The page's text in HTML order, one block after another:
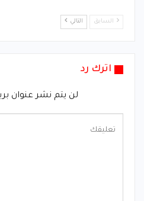
السابق التالي
اترك رد
لن يتم نشر عنوان